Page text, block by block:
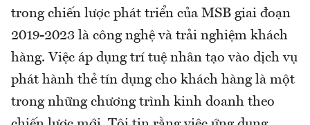
trong chiến lược phát triển của MSB giai đoạn
2019-2023 là công nghệ và trải nghiệm khách
hàng. Việc áp dụng trí tuệ nhân tạo vào dịch vụ
phát hành thẻ tín dụng cho khách hàng là một
trong những chương trình kinh doanh theo